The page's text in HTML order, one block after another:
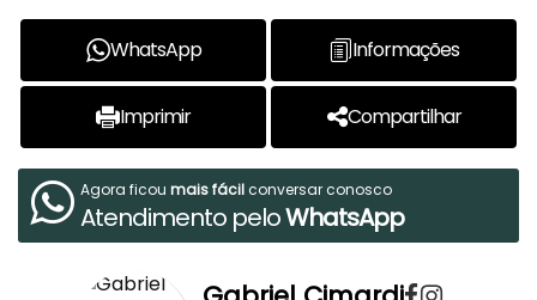
WhatsApp Informações
Imprimir Compartilhar
Agora ficou mais fácilconversar conosco
Atendimento peloWhatsApp